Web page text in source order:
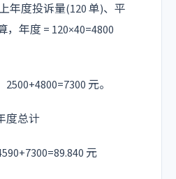
年度投诉量(120 单)、平
，年度 = 120×40=4800
元。
总计
元